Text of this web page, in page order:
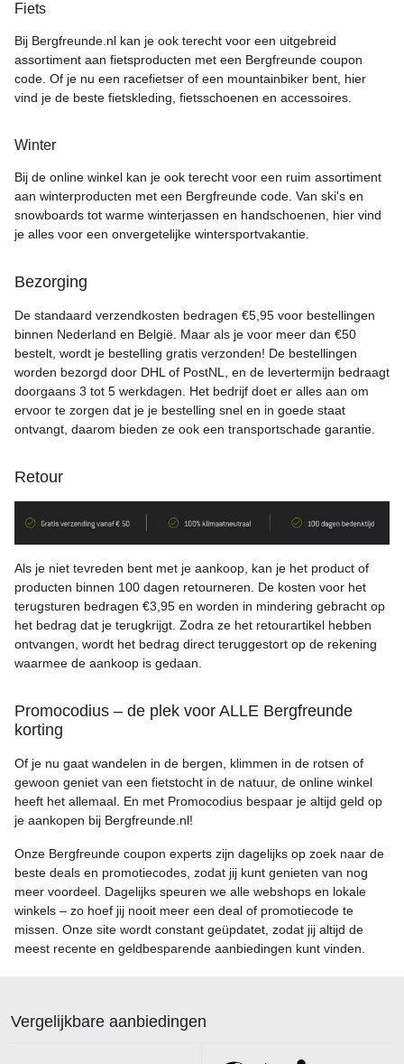
Fiets
Bij Bergfreunde.nl kan je ook terecht voor een uitgebreid
assortiment aan fietsproducten met een Bergfreunde coupon
code. Of je nu een racefietser of een mountainbiker bent, hier
vind je de beste fietskleding, fietsschoenen en accessoires.
Winter
Bij de online winkel kan je ook terecht voor een ruim assortiment
aan winterproducten met een Bergfreunde code. Van ski's en
snowboards tot warme winterjassen en handschoenen, hier vind
je alles voor een onvergetelijke wintersportvakantie.
Bezorging
De standaard verzendkosten bedragen €5,95 voor bestellingen
binnen Nederland en België. Maar als je voor meer dan €50
bestelt, wordt je bestelling gratis verzonden! De bestellingen
worden bezorgd door DHL of PostNL, en de levertermijn bedraagt
doorgaans 3 tot 5 werkdagen. Het bedrijf doet er alles aan om
ervoor te zorgen dat je je bestelling snel en in goede staat
ontvangt, daarom bieden ze ook een transportschade garantie.
Retour
Als je niet tevreden bent met je aankoop, kan je het product of
producten binnen 100 dagen retourneren. De kosten voor het
terugsturen bedragen €3,95 en worden in mindering gebracht op
het bedrag dat je terugkrijgt. Zodra ze het retourartikel hebben
ontvangen, wordt het bedrag direct teruggestort op de rekening
waarmee de aankoop is gedaan.
Promocodius – de plek voor ALLE Bergfreunde
korting
Of je nu gaat wandelen in de bergen, klimmen in de rotsen of
gewoon geniet van een fietstocht in de natuur, de online winkel
heeft het allemaal. En met Promocodius bespaar je altijd geld op
je aankopen bij Bergfreunde.nl!
Onze Bergfreunde coupon experts zijn dagelijks op zoek naar de
beste deals en promotiecodes, zodat jij kunt genieten van nog
meer voordeel. Dagelijks speuren we alle webshops en lokale
winkels – zo hoef jij nooit meer een deal of promotiecode te
missen. Onze site wordt constant geüpdatet, zodat jij altijd de
meest recente en geldbesparende aanbiedingen kunt vinden.
Vergelijkbare aanbiedingen